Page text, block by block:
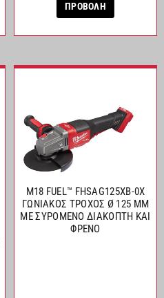
ΠΡΟΒΟΛΗ
M18 FUEL™ FHSAG125XB-0X
ΓΩΝΙΑΚΟΣ ΤΡΟΧΟΣ Ø 125 MM
ΜΕ ΣΥΡΟΜΕΝΟ ΔΙΑΚΟΠΤΗ ΚΑΙ
ΦΡΕΝΟ